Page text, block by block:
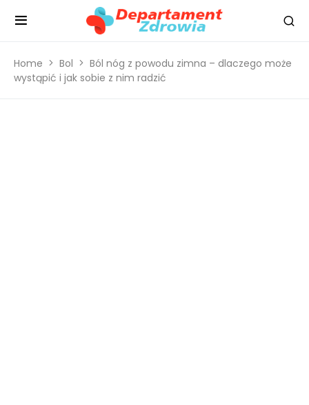
Home Bol
Ból nóg z powodu zimna – dlaczego może
wystąpić i jak sobie z nim radzić